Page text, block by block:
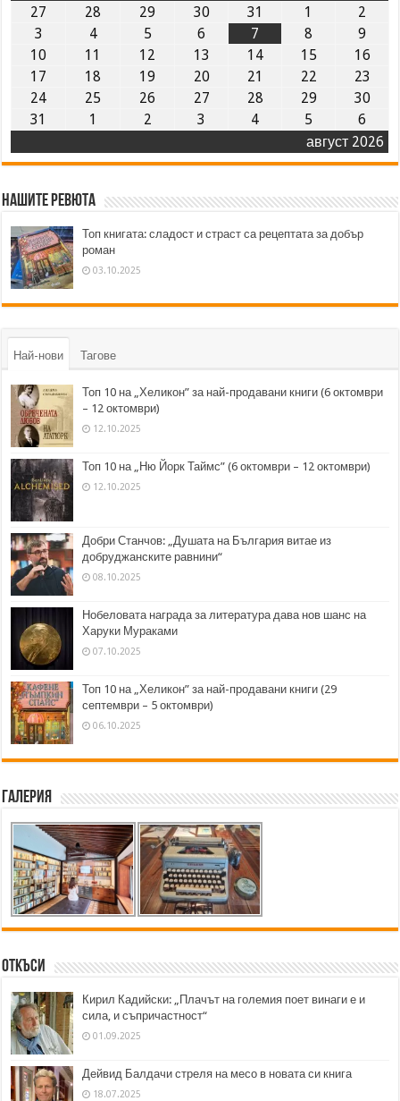
август 2026
27 28 29 30 31 1
2
3
4 5 6 7 8
9
10
11 12 13 14 15
16
17
18 19 20 21 22
23
24
25 26 27 28 29
30
31
1 2 3 4 5 6
Нашите ревюта
Топ книгата: сладост и страст са рецептата за добър
роман
03.10.2025
Най-нови Тагове
Топ 10 на „Хеликон” за най-продавани книги (6 октомври
– 12 октомври)
12.10.2025
Топ 10 на „Ню Йорк Таймс” (6 октомври – 12 октомври)
12.10.2025
Добри Станчов: „Душата на България витае из
добруджанските равнини“
08.10.2025
Нобеловата награда за литература дава нов шанс на
Харуки Мураками
07.10.2025
Топ 10 на „Хеликон” за най-продавани книги (29
септември – 5 октомври)
06.10.2025
Галерия
Откъси
Кирил Кадийски: „Плачът на големия поет винаги е и
сила, и съпричастност“
01.09.2025
Дейвид Балдачи стреля на месо в новата си книга
18.07.2025